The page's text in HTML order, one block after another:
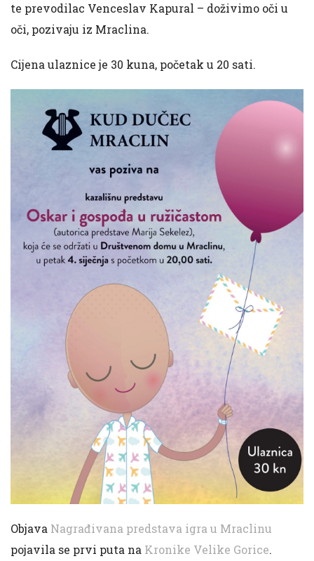
te prevodilac Venceslav Kapural – doživimo oči u
oči, pozivaju iz Mraclina.
Cijena ulaznice je 30 kuna, početak u 20 sati.
Objava Nagrađivana predstava igra u Mraclinu
pojavila se prvi puta na Kronike Velike Gorice.